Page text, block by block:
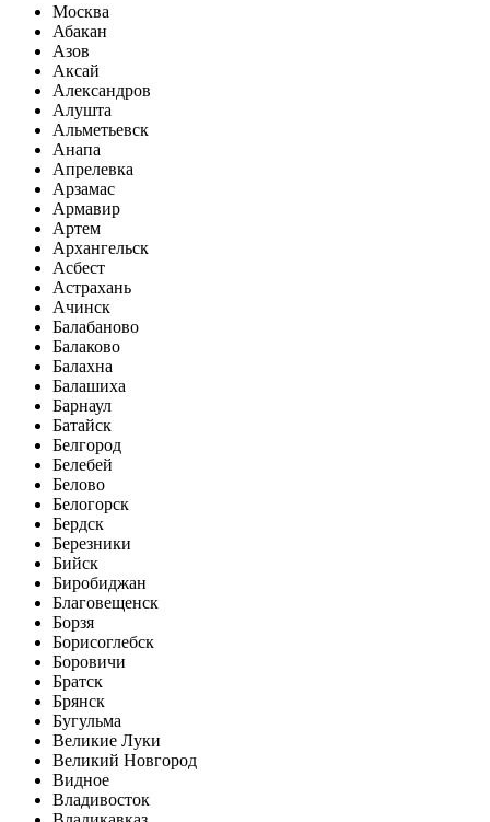
Москва
Абакан
Азов
Аксай
Александров
Алушта
Альметьевск
Анапа
Апрелевка
Арзамас
Армавир
Артем
Архангельск
Асбест
Астрахань
Ачинск
Балабаново
Балаково
Балахна
Балашиха
Барнаул
Батайск
Белгород
Белебей
Белово
Белогорск
Бердск
Березники
Бийск
Биробиджан
Благовещенск
Борзя
Борисоглебск
Боровичи
Братск
Брянск
Бугульма
Великие Луки
Великий Новгород
Видное
Владивосток